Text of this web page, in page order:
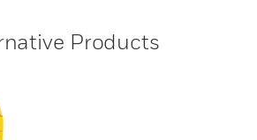
Products